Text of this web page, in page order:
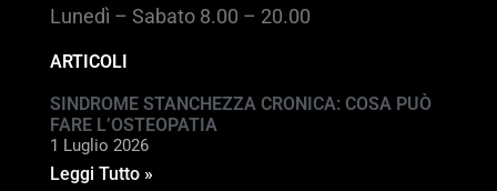
Lunedì – Sabato 8.00 – 20.00
ARTICOLI
SINDROME STANCHEZZA CRONICA: COSA PUÒ
FARE L’OSTEOPATIA
1 Luglio 2026
Leggi Tutto »